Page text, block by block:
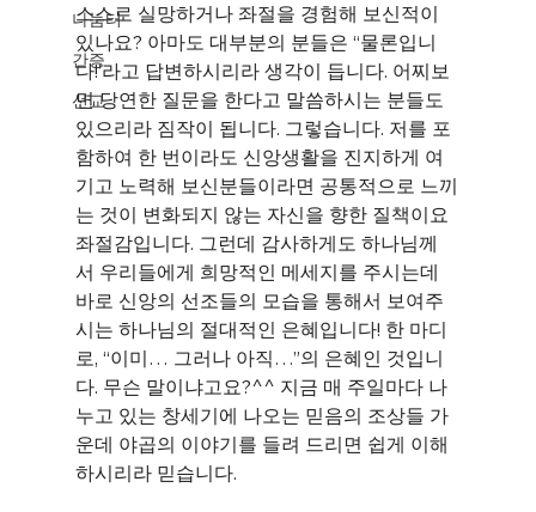
나눔터
간증
선교
스스로 실망하거나 좌절을 경험해 보신적이
있나요? 아마도 대부분의 분들은 “물론입니
다!’라고 답변하시리라 생각이 듭니다. 어찌보
면 당연한 질문을 한다고 말씀하시는 분들도
있으리라 짐작이 됩니다. 그렇습니다. 저를 포
함하여 한 번이라도 신앙생활을 진지하게 여
기고 노력해 보신분들이라면 공통적으로 느끼
는 것이 변화되지 않는 자신을 향한 질책이요
좌절감입니다. 그런데 감사하게도 하나님께
서 우리들에게 희망적인 메세지를 주시는데
바로 신앙의 선조들의 모습을 통해서 보여주
시는 하나님의 절대적인 은혜입니다! 한 마디
로, “이미… 그러나 아직…”의 은혜인 것입니
다. 무슨 말이냐고요?^^ 지금 매 주일마다 나
누고 있는 창세기에 나오는 믿음의 조상들 가
운데 야곱의 이야기를 들려 드리면 쉽게 이해
하시리라 믿습니다.